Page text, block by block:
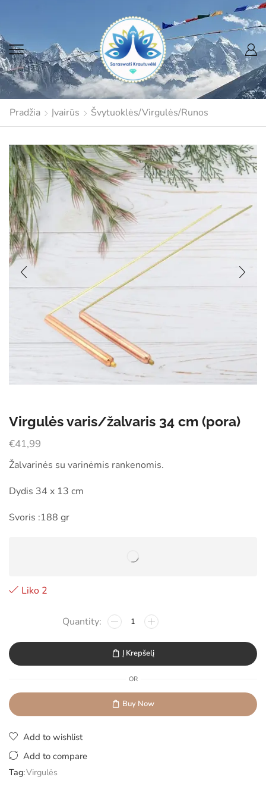
Pradžia Įvairūs Švytuoklės/Virgulės/Runos
Virgulės varis/žalvaris 34 cm (pora)
€41,99
Žalvarinės su varinėmis rankenomis.
Dydis 34 x 13 cm
Svoris :188 gr
Liko 2
Į Krepšelį
OR
Buy Now
Add to wishlist
Add to compare
Tag:Virgulės